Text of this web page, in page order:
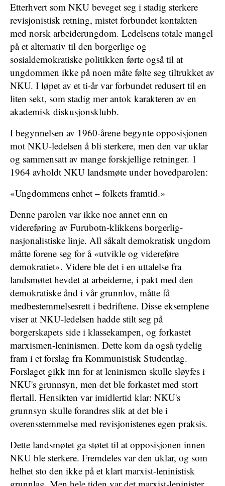
Etterhvert som NKU beveget seg i stadig sterkere
revisjonistisk retning, mistet forbundet kontakten
med norsk arbeiderungdom. Ledelsens totale mangel
på et alternativ til den borgerlige og
sosialdemokratiske politikken førte også til at
ungdommen ikke på noen måte følte seg tiltrukket av
NKU. I løpet av et ti-år var forbundet redusert til en
liten sekt, som stadig mer antok karakteren av en
akademisk diskusjonsklubb.
I begynnelsen av 1960-årene begynte opposisjonen
mot NKU-ledelsen å bli sterkere, men den var uklar
og sammensatt av mange forskjellige retninger. 1
1964 avholdt NKU landsmøte under hovedparolen:
«Ungdommens enhet – folkets framtid.»
Denne parolen var ikke noe annet enn en
videreføring av Furubotn-klikkens borgerlig-
nasjonalistiske linje. All såkalt demokratisk ungdom
måtte forene seg for å «utvikle og videreføre
demokratiet». Videre ble det i en uttalelse fra
landsmøtet hevdet at arbeiderne, i pakt med den
demokratiske ånd i vår grunnlov, måtte få
medbestemmelsesrett i bedriftene. Disse eksemplene
viser at NKU-ledelsen hadde stilt seg på
borgerskapets side i klassekampen, og forkastet
marxismen-leninismen. Dette kom da også tydelig
fram i et forslag fra Kommunistisk Studentlag.
Forslaget gikk inn for at leninismen skulle sløyfes i
NKU's grunnsyn, men det ble forkastet med stort
flertall. Hensikten var imidlertid klar: NKU's
grunnsyn skulle forandres slik at det ble i
overensstemmelse med revisjonistenes egen praksis.
Dette landsmøtet ga støtet til at opposisjonen innen
NKU ble sterkere. Fremdeles var den uklar, og som
helhet sto den ikke på et klart marxist-leninistisk